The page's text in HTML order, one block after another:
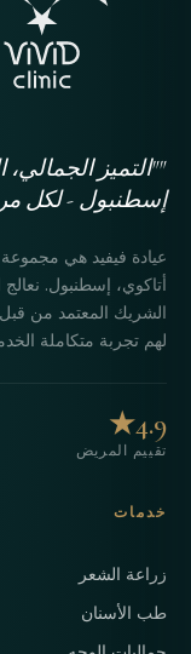
""التميز
إسطنبول - لكل
عيادة فيفيد هي
أتاكوي، إسطنبول.
الشريك المعتمد من قبل
لهم تجربة متكاملة
4.9★
تقييم المريض
خدمات
زراعة الشعر
طب الأسنان